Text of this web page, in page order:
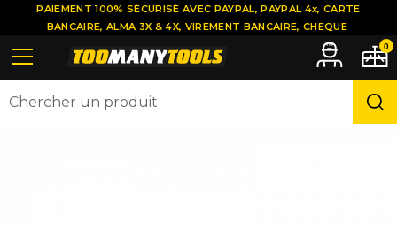
PAIEMENT 100% SÉCURISÉ AVEC PAYPAL, PAYPAL 4x, CARTE
BANCAIRE, ALMA 3X & 4X, VIREMENT BANCAIRE, CHEQUE
0